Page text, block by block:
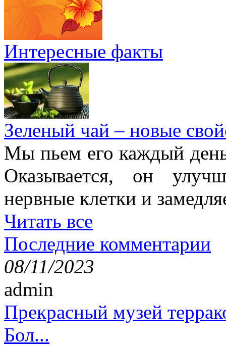
Интересные факты
Зеленый чай – новые
Мы пьем его каждый
Оказывается, он
нервные клетки и
Читать все
Последние комментарии
08/11/2023
admin
Прекрасный музей
Бол...